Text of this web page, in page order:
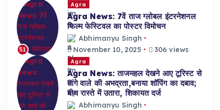
51
Agra
Agra News: 7वें ताज ग्लोबल इंटरनेशनल
फिल्म फेस्टिवल का पोस्टर विमोचन
Abhimanyu Singh
November 10, 2025
306 views
Agra
Agra News: ताजमहल देखने आए टूरिस्ट से
तांगे वाले की अभद्रता,बनाया शॉपिंग का दबाव;
बीच रास्ते में उतारा, शिकायत दर्ज
Abhimanyu Singh